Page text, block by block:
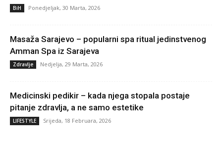
BiH Ponedjeljak, 30 Marta, 2026
Masaža Sarajevo – popularni spa ritual jedinstvenog
Amman Spa iz Sarajeva
Zdravlje Nedjelja, 29 Marta, 2026
Medicinski pedikir – kada njega stopala postaje
pitanje zdravlja, a ne samo estetike
LIFESTYLE Srijeda, 18 Februara, 2026